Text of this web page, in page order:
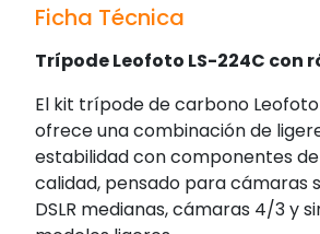
Ficha Técnica
Trípode Leofoto LS-224C con
El kit trípode de carbono Leofoto
ofrece una combinación de
estabilidad con componentes
calidad, pensado para cámaras
DSLR medianas, cámaras 4/3 y